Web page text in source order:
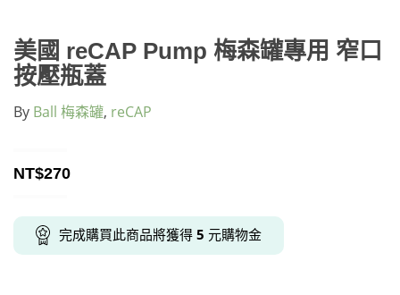
美國 reCAP Pump 梅森罐專用 窄口
按壓瓶蓋
By Ball 梅森罐, reCAP
NT$270
完成購買此商品將獲得 5 元購物金